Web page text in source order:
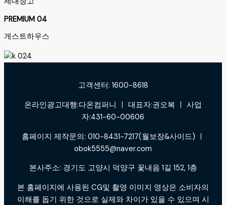
PREMIUM 04
게스트하우스
고객센터: 1600-8618
온라인광고대행:다온컴퍼니 ㅣ 대표자:권오복 ㅣ 사업
자:431-60-00606
홈페이지 제작문의: 010-8431-7217(월보장&사이드) ㅣ
obok5555@naver.com
본사주소: 경기도 고양시 덕양구 꽃내음 1길 152, 1층
본 홈페이지에 사용된 CG및 촬영 이미지 영상은 소비자의
이해를 돕기 위한 것으로 실제와 차이가 있을 수 있으며 시